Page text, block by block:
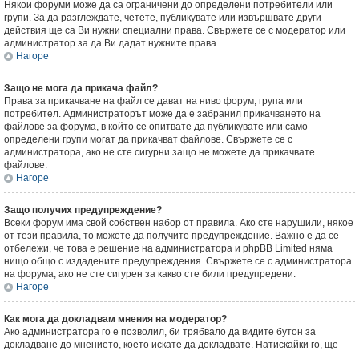
Някои форуми може да са ограничени до определени потребители или
групи. За да разглеждате, четете, публикувате или извършвате други
действия ще са Ви нужни специални права. Свържете се с модератор или
администратор за да Ви дадат нужните права.
Нагоре
Защо не мога да прикача файл?
Права за прикачване на файл се дават на ниво форум, група или
потребител. Администраторът може да е забранил прикачването на
файлове за форума, в който се опитвате да публикувате или само
определени групи могат да прикачват файлове. Свържете се с
администратора, ако не сте сигурни защо не можете да прикачвате
файлове.
Нагоре
Защо получих предупреждение?
Всеки форум има свой собствен набор от правила. Ако сте нарушили, някое
от тези правила, то можете да получите предупреждение. Важно е да се
отбележи, че това е решение на администратора и phpBB Limited няма
нищо общо с издадените предупреждения. Свържете се с администратора
на форума, ако не сте сигурен за какво сте били предупредени.
Нагоре
Как мога да докладвам мнения на модератор?
Ако администратора го е позволил, би трябвало да видите бутон за
докладване до мнението, което искате да докладвате. Натискайки го, ще